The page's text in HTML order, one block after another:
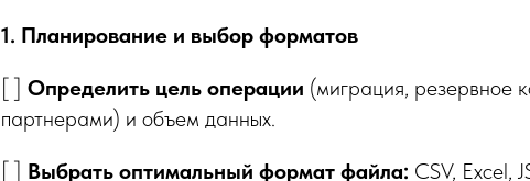
1. Планирование и выбор форматов
[ ] Определить цель операции (миграция, резервное
партнерами) и объем данных.
[ ] Выбрать оптимальный формат файла: CSV, Excel,